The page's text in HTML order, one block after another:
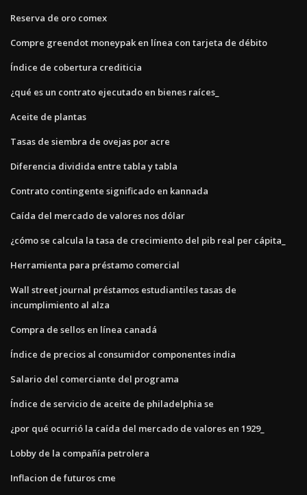
Reserva de oro comex
Compre greendot moneypak en línea con tarjeta de débito
Índice de cobertura crediticia
¿qué es un contrato ejecutado en bienes raíces_
Aceite de plantas
Tasas de siembra de ovejas por acre
Diferencia dividida entre tabla y tabla
Contrato contingente significado en kannada
Caída del mercado de valores nos dólar
¿cómo se calcula la tasa de crecimiento del pib real per cápita_
Herramienta para préstamo comercial
Wall street journal préstamos estudiantiles tasas de
incumplimiento al alza
Compra de sellos en línea canadá
Índice de precios al consumidor componentes india
Salario del comerciante del programa
Índice de servicio de aceite de philadelphia se
¿por qué ocurrió la caída del mercado de valores en 1929_
Lobby de la compañía petrolera
Inflacion de futuros cme